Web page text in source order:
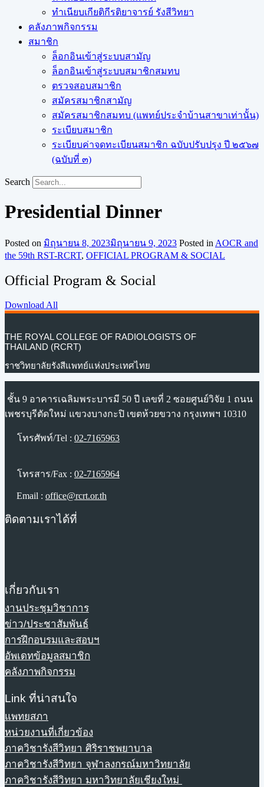
ทำเนียบเกียติกีรติยาจารย์ รังสีวิทยา
คลังภาพกิจกรรม
สมาชิก
ล็อกอินเข้าสู่ระบบสามัญ
ล็อกอินเข้าสู่ระบบสมาชิกสมทบ
ตรวจสอบสมาชิก
สมัครสมาชิกสามัญ
สมัครสมาชิกสมทบ (แพทย์ประจำบ้านสาขาเท่านั้น)
ระเบียบสมาชิก
ระเบียบค่าจดทะเบียนสมาชิก ฉบับปรับปรุง ปี ๒๕๖๗
(ฉบับที่ ๓)
Search
Presidential Dinner
Posted on มิถุนายน 8, 2023มิถุนายน 9, 2023 Posted in AOCR and
the 59th RST-RCRT, OFFICIAL PROGRAM & SOCIAL
Official Program & Social
Download All
THE ROYAL COLLEGE OF RADIOLOGISTS OF
THAILAND (RCRT)
ราชวิทยาลัยรังสีแพทย์แห่งประเทศไทย
ชั้น 9 อาคารเฉลิมพระบารมี 50 ปี เลขที่ 2 ซอยศูนย์วิจัย 1 ถนน
เพชรบุรีตัดใหม่ แขวงบางกะปิ เขตห้วยขวาง กรุงเทพฯ 10310
โทรศัพท์/Tel : 02-7165963
โทรสาร/Fax : 02-7165964
Email : office@rcrt.or.th
ติดตามเราได้ที่
เกี่ยวกับเรา
งานประชุมวิชาการ
ข่าว/ประชาสัมพันธ์
การฝึกอบรมและสอบฯ
อัพเดทข้อมูลสมาชิก
คลังภาพกิจกรรม
Link ที่น่าสนใจ
แพทยสภา
หน่วยงานที่เกี่ยวข้อง
ภาควิชารังสีวิทยา ศิริราชพยาบาล
ภาควิชารังสีวิทยา จุฬาลงกรณ์มหาวิทยาลัย
ภาควิชารังสีวิทยา มหาวิทยาลัยเชียงใหม่